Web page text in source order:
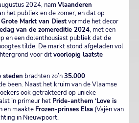
2024, namVlaanderen
het publiek en de zomer, en dat op
Grote Markt van Diestvormde het decor
van de zomereditie 2024, met een
en een dolenthousiast publiek dat de
tilde. De markt stond afgeladen vol
voor ditvoorlopig laatste
steden brachten zo’n35.000
been. Naast het kruim van de Vlaamse
ook getrakteerd op unieke
in primeur het Pride-anthem ‘Love is
en maakte Frozen-prinses Elsa (Vajèn van
in Nieuwpoort.